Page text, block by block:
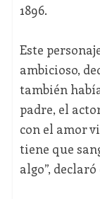
1896.
Este
ambicioso,
también
padre, el
con el amor
tiene que
algo”,